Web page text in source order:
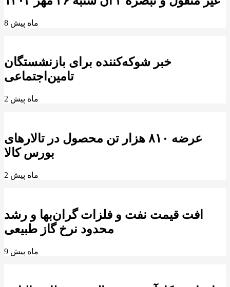
8 ماه پیش
خبر شوکه‌کننده برای بازنشستگان
تامین‌اجتماعی
2 ماه پیش
عرضه ۸۱۰ هزار تن محصول در تالارهای
بورس کالا
2 ماه پیش
افت قیمت نفت و فلزات گران‌بها و رشد
محدود نرخ گاز طبیعی
9 ماه پیش